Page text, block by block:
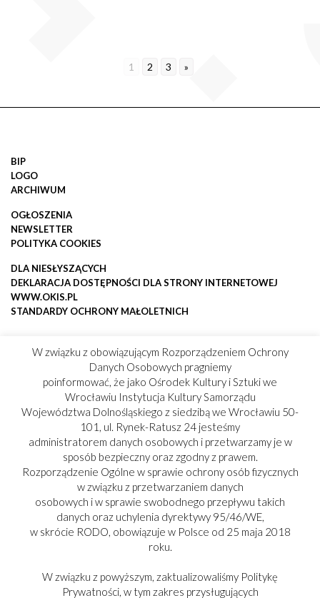
1 2 3 »
BIP
LOGO
ARCHIWUM
OGŁOSZENIA
NEWSLETTER
POLITYKA COOKIES
DLA NIESŁYSZĄCYCH
DEKLARACJA DOSTĘPNOŚCI DLA STRONY INTERNETOWEJ
WWW.OKIS.PL
STANDARDY OCHRONY MAŁOLETNICH
W związku z obowiązującym Rozporządzeniem Ochrony
Danych Osobowych pragniemy
poinformować, że jako Ośrodek Kultury i Sztuki we
Wrocławiu Instytucja Kultury Samorządu
Województwa Dolnośląskiego z siedzibą we Wrocławiu 50-
101, ul. Rynek-Ratusz 24 jesteśmy
administratorem danych osobowych i przetwarzamy je w
sposób bezpieczny oraz zgodny z prawem.
Rozporządzenie Ogólne w sprawie ochrony osób fizycznych
w związku z przetwarzaniem danych
osobowych i w sprawie swobodnego przepływu takich
danych oraz uchylenia dyrektywy 95/46/WE,
w skrócie RODO, obowiązuje w Polsce od 25 maja 2018
roku.
W związku z powyższym, zaktualizowaliśmy Politykę
Prywatności, w tym zakres przysługujących